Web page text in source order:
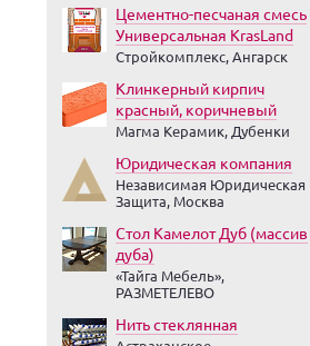
Цементно-песчаная смесь
Универсальная KrasLand
Стройкомплекс, Ангарск
Клинкерный кирпич
красный, коричневый
Магма Керамик, Дубенки
Юридическая компания
Независимая Юридическая
Защита, Москва
Стол Камелот Дуб (массив
дуба)
«Тайга Мебель»,
РАЗМЕТЕЛЕВО
Нить стеклянная